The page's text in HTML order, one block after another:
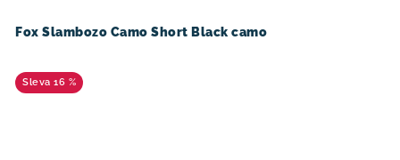
Fox Slambozo Camo Short Black camo
16 %